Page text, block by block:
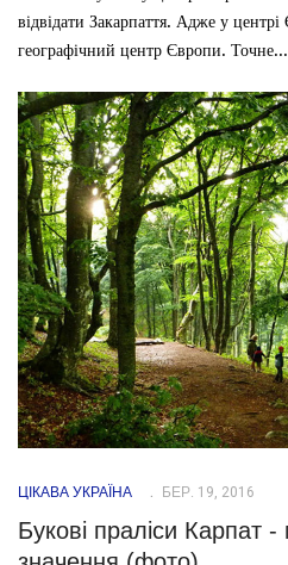
відвідати Закарпаття. Адже у
географічний центр Європи. Точне...
ЦІКАВА УКРАЇНА БЕР. 19, 2016
Букові праліси Карпат -